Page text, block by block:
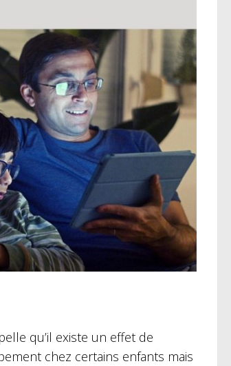
qu’il existe un effet de
chez certains enfants mais